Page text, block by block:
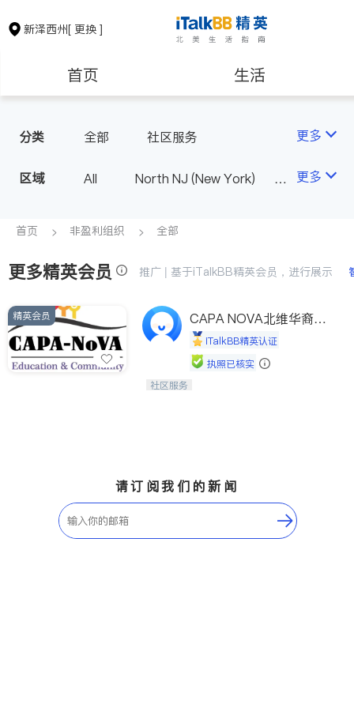
新泽西州[ 更换 ]
首页 生活
保险理财 房地产租售
银行贷款
建筑装修 教育
养老 非盈利组织
分类 全部 社区服务 更多
区域 All
North NJ (New York)
更多
首页 非盈利组织 全部
更多精英会员 推广 | 基于iTalkBB精英会员，进行展示
精英会员
CAPA NOVA北维华裔家
长会iTalkBB精英认证
执照已核实
连接家长与社会，赋能孩子与下一代，
社区服务
请订阅我们的新闻